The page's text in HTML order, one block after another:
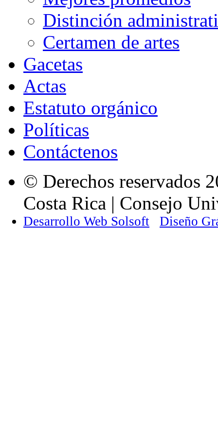
Distinción
Certamen de artes
Gacetas
Actas
Estatuto orgánico
Políticas
Contáctenos
© Derechos reservados
Costa Rica | Consejo
Desarrollo Web Solsoft Diseño